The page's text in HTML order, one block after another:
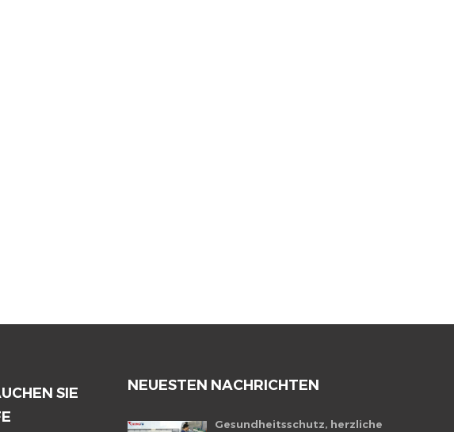
SIE
NEUESTEN NACHRICHTEN
Gesundheitsschutz, herzliche